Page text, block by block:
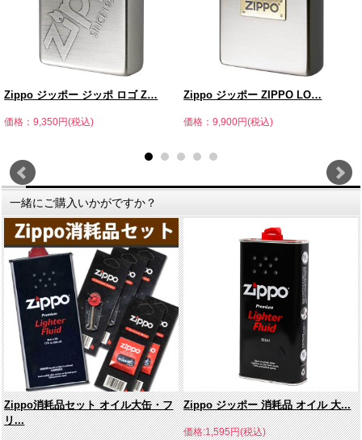
Zippo ジッポー ジッポ ロゴ Z…
価格：9,350円(税込)
Zippo ジッポー ZIPPO LO…
価格：9,900円(税込)
一緒にご購入いかがですか？
Zippo消耗品セット オイル大缶・フ
リ...
Zippo ジッポー 消耗品 オイル 大...
価格:1,595円(税込)